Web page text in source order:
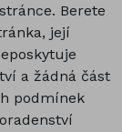
Berete
její
a žádná část
podmínek